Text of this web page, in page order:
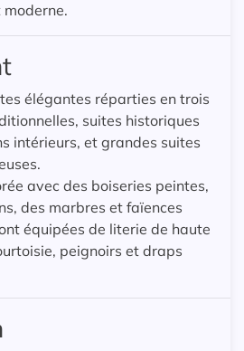
élégantes réparties en trois
suites historiques
intérieurs, et grandes suites
avec des boiseries peintes,
des marbres et faïences
équipées de literie de haute
peignoirs et draps